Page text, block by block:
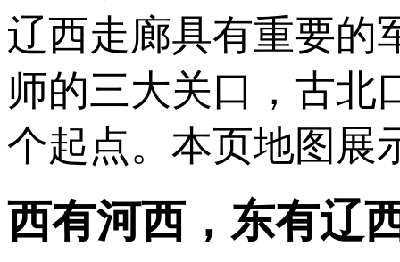
辽西走廊具有重要的
师的三大关口，古北
个起点。本页地图展
西有河西，东有辽